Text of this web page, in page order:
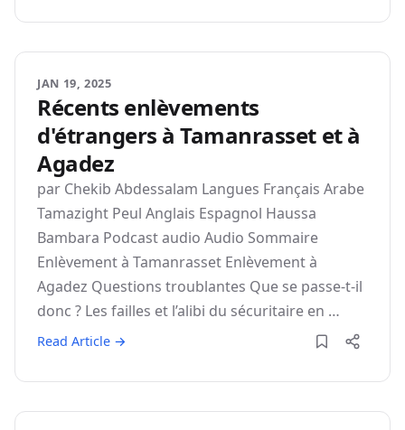
JAN 19, 2025
Récents enlèvements
d'étrangers à Tamanrasset et à
Agadez
par Chekib Abdessalam Langues Français Arabe
Tamazight Peul Anglais Espagnol Haussa
Bambara Podcast audio Audio Sommaire
Enlèvement à Tamanrasset Enlèvement à
Agadez Questions troublantes Que se passe-t-il
donc ? Les failles et l’alibi du sécuritaire en …
Read Article →